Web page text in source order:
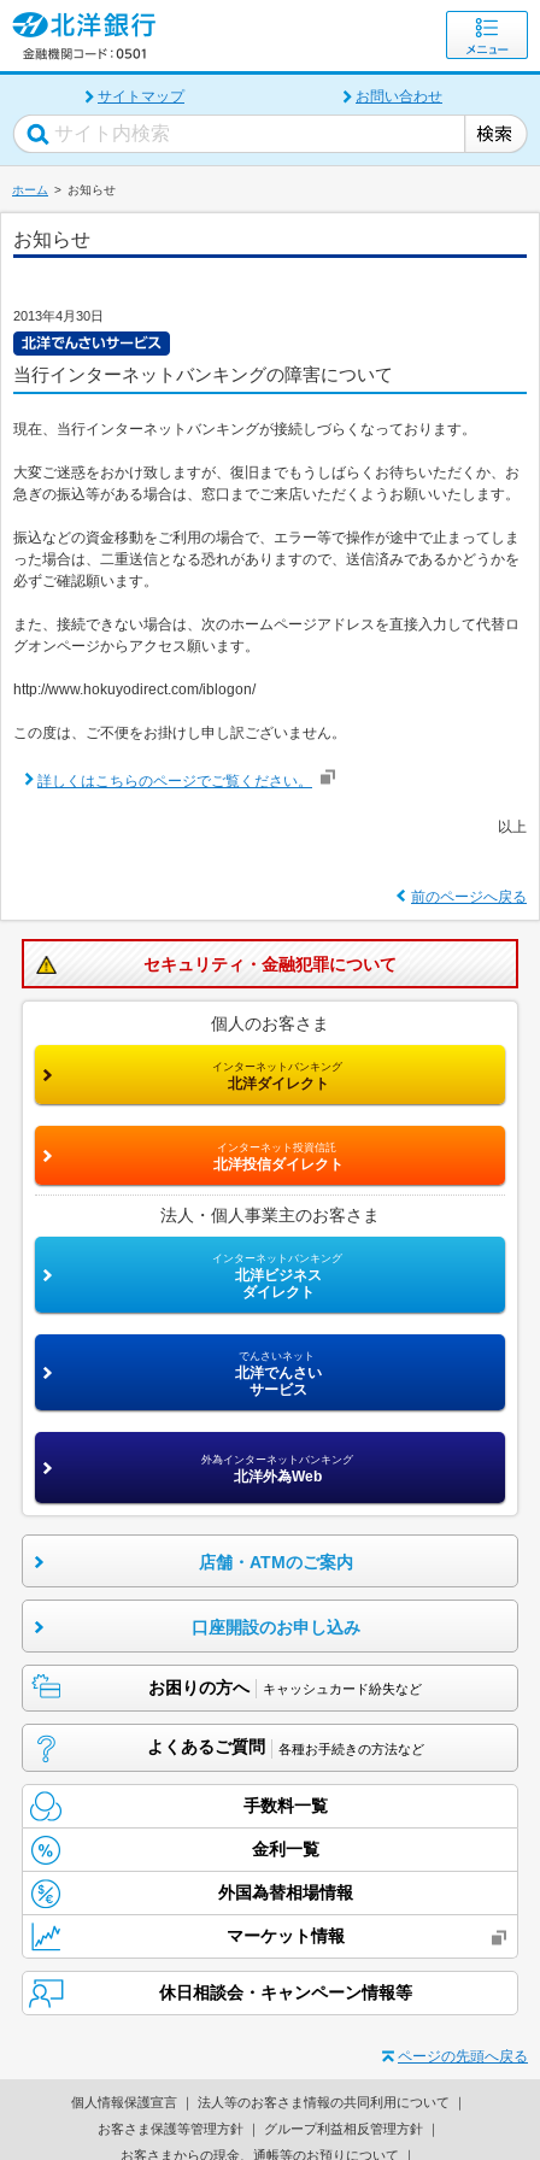
サイトマップ お問い合わせ
ホーム お知らせ
お知らせ
2013年4月30日
当行インターネットバンキングの障害について
現在、当行インターネットバンキングが接続しづらくなっております。
大変ご迷惑をおかけ致しますが、復旧までもうしばらくお待ちいただくか、お
急ぎの振込等がある場合は、窓口までご来店いただくようお願いいたします。
振込などの資金移動をご利用の場合で、エラー等で操作が途中で止まってしま
った場合は、二重送信となる恐れがありますので、送信済みであるかどうかを
必ずご確認願います。
また、接続できない場合は、次のホームページアドレスを直接入力して代替ロ
グオンページからアクセス願います。
http://www.hokuyodirect.com/iblogon/
この度は、ご不便をお掛けし申し訳ございません。
詳しくはこちらのページでご覧ください。
以上
前のページへ戻る
セキュリティ・金融犯罪について
個人のお客さま
インターネットバンキング
北洋ダイレクト
インターネット投資信託
北洋投信ダイレクト
法人・個人事業主のお客さま
インターネットバンキング
北洋ビジネス
ダイレクト
でんさいネット
北洋でんさい
サービス
外為インターネットバンキング
北洋外為Web
店舗・ATMのご案内
口座開設のお申し込み
お困りの方へ キャッシュカード紛失など
よくあるご質問 各種お手続きの方法など
手数料一覧
金利一覧
外国為替相場情報
マーケット情報
休日相談会・キャンペーン情報等
ページの先頭へ戻る
個人情報保護宣言
法人等のお客さま情報の共同利用について
お客さま保護等管理方針
グループ利益相反管理方針
お客さまからの現金、通帳等のお預りについて